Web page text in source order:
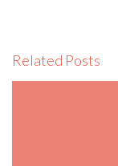
Related Posts